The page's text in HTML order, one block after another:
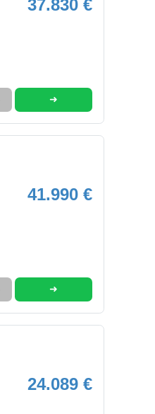
37.830 €
➜
41.990 €
➜
24.089 €